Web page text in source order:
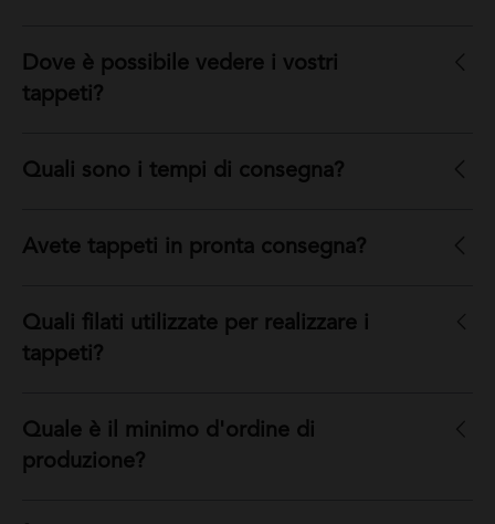
Dove è possibile vedere i vostri
tappeti?
Quali sono i tempi di consegna?
Avete tappeti in pronta consegna?
Quali filati utilizzate per realizzare i
tappeti?
Quale è il minimo d'ordine di
produzione?